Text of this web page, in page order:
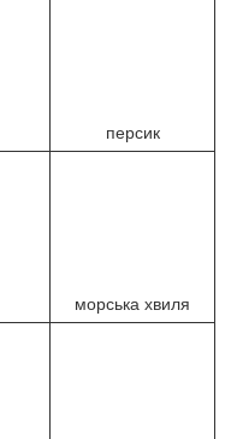
персик
морська хвиля